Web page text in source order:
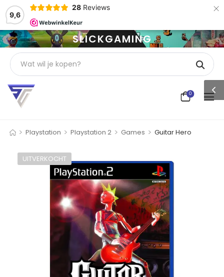
9,6
28 Reviews ×
SLICKGAMING
0
> Playstation > Playstation 2 > Games > Guitar Hero
UITVERKOCHT